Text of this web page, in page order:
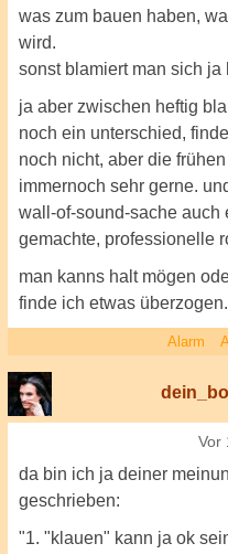
was zum bauen haben,
wird.
sonst blamiert man sich ja
ja aber zwischen heftig
noch ein unterschied,
noch nicht, aber die
immernoch sehr gerne.
wall-of-sound-sache auch
gemachte, professionelle
man kanns halt mögen
finde ich etwas überzogen.
Alarm
Vor
da bin ich ja deiner
geschrieben:
"1. "klauen" kann ja ok